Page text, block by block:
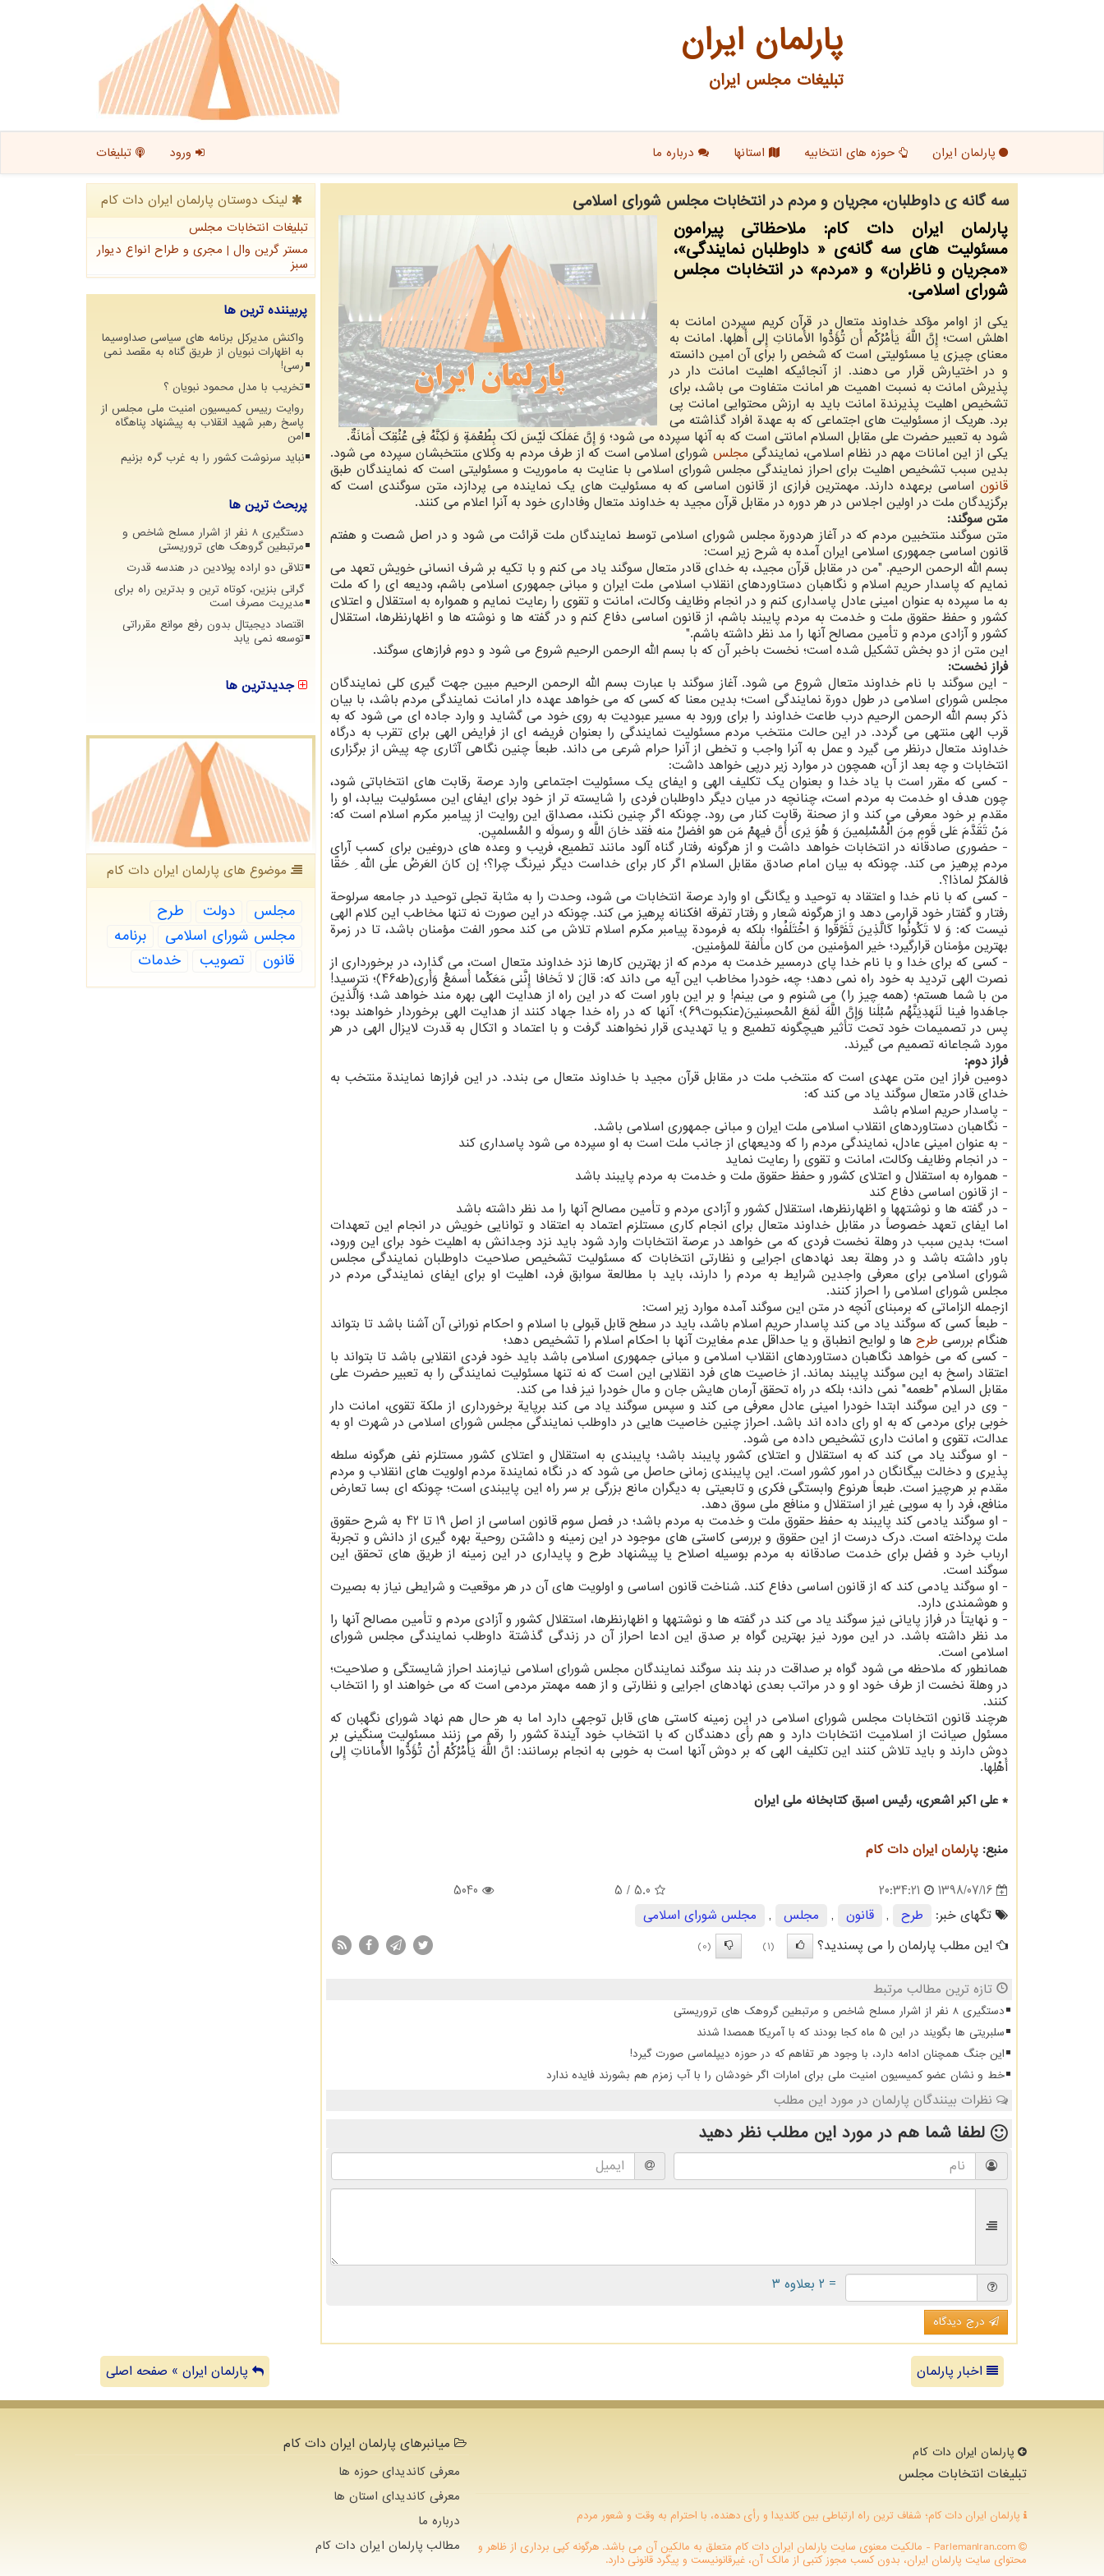
پارلمان ایران
تبلیغات مجلس ایران
پارلمان ایران حوزه های انتخابیه استانها درباره ما ورود تبلیغات
سه گانه ی داوطلبان، مجریان و مردم در انتخابات مجلس شورای اسلامی
پارلمان ایران دات كام: ملاحظاتی پیرامون
مسئولیت های سه گانه‌ی « داوطلبان نمایندگی»،
«مجریان و ناظران» و «مردم» در انتخابات مجلس
شورای اسلامی.
یكی از اوامر مؤكد خداوند متعال در قرآن كریم سپردن امانت به
اهلش است؛ إِنَّ اللَّهَ یَأمُرُكُم أَن تُؤَدُّوا الأَماناتِ إِلی أَهلِها. امانت به
معنای چیزی یا مسئولیتی است كه شخص را برای آن امین دانسته
و در اختیارش قرار می دهند. از آنجائیكه اهلیت امانت دار در
پذیرش امانت به نسبت اهمیت هر امانت متفاوت می باشد، برای
تشخیص اهلیت پذیرندة امانت باید به ارزش محتوایی امانت پی
برد. هریك از مسئولیت های اجتماعی كه به عهدة افراد گذاشته می
شود به تعبیر حضرت علی مقابل السلام امانتی است كه به آنها سپرده می شود؛ وَ إِنَّ عَمَلَكَ لَیْسَ لَكَ بِطُعْمَةٍ وَ لَكِنَّهُ فِی عُنُقِكَ أَمَانَةٌ.
یكی از این امانات مهم در نظام اسلامی، نمایندگی مجلس شورای اسلامی است كه از طرف مردم به وكلای منتخبشان سپرده می شود.
بدین سبب تشخیص اهلیت برای احراز نمایندگی مجلس شورای اسلامی با عنایت به ماموریت و مسئولیتی است كه نمایندگان طبق
قانون اساسی برعهده دارند. مهمترین فرازی از قانون اساسی كه به مسئولیت های یك نماینده می پردازد، متن سوگندی است كه
برگزیدگان ملت در اولین اجلاس در هر دوره در مقابل قرآن مجید به خداوند متعال وفاداری خود به آنرا اعلام می كنند.
متن سوگند:
متن سوگند منتخبین مردم كه در آغاز هردورة مجلس شورای اسلامی توسط نمایندگان ملت قرائت می شود و در اصل شصت و هفتم
قانون اساسی جمهوری اسلامی ایران آمده به شرح زیر است:
بسم‏ الله‏ الرحمن‏ الرحیم‏. "من‏ در مقابل قرآن‏ مجید، به‏ خدای‏ قادر متعال‏ سوگند یاد می‏ كنم‏ و با تكیه‏ بر شرف‏ انسانی‏ خویش‏ تعهد می‏
نمایم‏ كه‏ پاسدار حریم‏ اسلام‏ و نگاهبان‏ دستاوردهای‏ انقلاب‏ اسلامی‏ ملت‏ ایران‏ و مبانی‏ جمهوری‏ اسلامی‏ باشم‏، ودیعه‏ ای‏ را كه‏ ملت‏
به‏ ما سپرده‏ به‏ عنوان‏ امینی‏ عادل‏ پاسداری‏ كنم‏ و در انجام‏ وظایف‏ وكالت‏، امانت‏ و تقوی‏ را رعایت‏ نمایم‏ و همواره‏ به‏ استقلال‏ و اعتلای
كشور و حفظ حقوق‏ ملت‏ و خدمت‏ به‏ مردم‏ پایبند باشم‏، از قانون‏ اساسی‏ دفاع‏ كنم‏ و در گفته ها و نوشته ها و اظهارنظرها، استقلال‏
كشور و آزادی‏ مردم‏ و تأمین‏ مصالح‏ آنها را مد نظر داشته‏ باشم‏."
این متن از دو بخش تشكیل شده است؛ نخست باخبر آن كه با بسم الله الرحمن الرحیم شروع می شود و دوم فرازهای سوگند.
فراز نخست:
- این سوگند با نام خداوند متعال شروع می شود. آغاز سوگند با عبارت بسم الله الرحمن الرحیم مبین جهت گیری كلی نمایندگان
مجلس شورای اسلامی در طول دورة نمایندگی است؛ بدین معنا كه كسی كه می خواهد عهده دار امانت نمایندگی مردم باشد، با بیان
ذكر بسم الله الرحمن الرحیم درب طاعت خداوند را برای ورود به مسیر عبودیت به روی خود می گشاید و وارد جاده ای می شود كه به
قرب الهی منتهی می گردد. در این حالت منتخب مردم مسئولیت نمایندگی را بعنوان فریضه ای از فرایض الهی برای تقرب به درگاه
خداوند متعال درنظر می گیرد و عمل به آنرا واجب و تخطی از آنرا حرام شرعی می داند. طبعاً چنین نگاهی آثاری چه پیش از برگزاری
انتخابات و چه بعد از آن، همچون در موارد زیر درپی خواهد داشت:
- كسی كه مقرر است با یاد خدا و بعنوان یك تكلیف الهی و ایفای یك مسئولیت اجتماعی وارد عرصة رقابت های انتخاباتی شود،
چون هدف او خدمت به مردم است، چنانچه در میان دیگر داوطلبان فردی را شایسته تر از خود برای ایفای این مسئولیت بیابد، او را
مقدم بر خود معرفی می كند و از صحنة رقابت كنار می رود. چونكه اگر چنین نكند، مصداق این روایت از پیامبر مكرم اسلام است كه:
مَنْ تَقَدَّمَ عَلی قَومٍ مِنَ الْمُسْلِمینَ وَ هُوَ یَری أَنَّ فیهِمْ مَن هو افضلُ منه فقد خانَ اللَّه‏ و رسولَه و المُسلمیِن.
- حضوری صادقانه در انتخابات خواهد داشت و از هرگونه رفتار گناه آلود مانند تطمیع، فریب و وعده های دروغین برای كسب آرای
مردم پرهیز می كند. چونكه به بیان امام صادق مقابل السلام اگر كار برای خداست دیگر نیرنگ چرا؟؛ إن كانَ العَرضُ علَی اللّه ِ حَقّا
فالمَكرُ لماذا؟.
- كسی كه با نام خدا و اعتقاد به توحید و یگانگی او وارد عرصة انتخابات می شود، وحدت را به مثابة تجلی توحید در جامعه سرلوحة
رفتار و گفتار خود قرارمی دهد و از هرگونه شعار و رفتار تفرقه افكنانه پرهیز می كند. چونكه در این صورت نه تنها مخاطب این كلام الهی
نیست كه: وَ لا تَكُونُوا كَالَّذِینَ تَفَرَّقُوا وَ اخْتَلَفُوا؛ بلكه به فرمودة پیامبر مكرم اسلام تلاش می كند محور الفت مؤمنان باشد، تا در زمرة
بهترین مؤمنان قرارگیرد؛ خیر المؤمنین من كان مألفة للمؤمنین.
- كسی كه برای خدا و با نام خدا پای درمسیر خدمت به مردم كه از بهترین كارها نزد خداوند متعال است، می گذارد، در برخورداری از
نصرت الهی تردید به خود راه نمی دهد؛ چه، خودرا مخاطب این آیه می داند كه: قالَ لا تَخافا إِنَّنی مَعَكُما أَسمَعُ وَأَری(طه46)؛ نترسید!
من با شما هستم؛ (همه چیز را) می شنوم و می بینم! و بر این باور است كه در این راه از هدایت الهی بهره مند خواهد شد؛ وَالَّذینَ
جاهَدوا فینا لَنَهدِیَنَّهُم سُبُلَنا وَإِنَّ اللَّهَ لَمَعَ المُحسِنینَ(عنكبوت69)؛ آنها كه در راه خدا جهاد كنند از هدایت الهی برخوردار خواهند بود؛
پس در تصمیمات خود تحت تأثیر هیچگونه تطمیع و یا تهدیدی قرار نخواهند گرفت و با اعتماد و اتكال به قدرت لایزال الهی در هر
مورد شجاعانه تصمیم می گیرند.
فراز دوم:
دومین فراز این متن عهدی است كه منتخب ملت در مقابل قرآن مجید با خداوند متعال می بندد. در این فرازها نمایندة منتخب به
خدای قادر متعال سوگند یاد می كند كه:
- پاسدار حریم‏ اسلام‏ باشد
- نگاهبان‏ دستاوردهای‏ انقلاب‏ اسلامی‏ ملت‏ ایران‏ و مبانی‏ جمهوری‏ اسلامی‏ باشد.
- به‏ عنوان‏ امینی‏ عادل، نمایندگی مردم را كه ودیعه‏ای‏ از جانب ملت‏ است به‏ او سپرده می شود‏ پاسداری‏ كند‏
- در انجام‏ وظایف‏ وكالت‏، امانت‏ و تقوی‏ را رعایت‏ نماید
- همواره‏ به‏ استقلال‏ و اعتلای كشور و حفظ حقوق‏ ملت‏ و خدمت‏ به‏ مردم‏ پایبند باشد
- از قانون‏ اساسی‏ دفاع‏ كند
- در گفته ها و نوشته‏ها و اظهارنظرها، استقلال‏ كشور و آزادی‏ مردم‏ و تأمین‏ مصالح‏ آنها را مد نظر داشته‏ باشد
اما ایفای تعهد خصوصاً در مقابل خداوند متعال برای انجام كاری مستلزم اعتماد به اعتقاد و توانایی خویش در انجام این تعهدات
است؛ بدین سبب در وهلة نخست فردی كه می خواهد در عرصة انتخابات وارد شود باید نزد وجدانش به اهلیت خود برای این ورود،
باور داشته باشد و در وهلة بعد نهادهای اجرایی و نظارتی انتخابات كه مسئولیت تشخیص صلاحیت داوطلبان نمایندگی مجلس
شورای اسلامی برای معرفی واجدین شرایط به مردم را دارند، باید با مطالعة سوابق فرد، اهلیت او برای ایفای نمایندگی مردم در
مجلس شورای اسلامی را احراز كنند.
ازجمله الزاماتی كه برمبنای آنچه در متن این سوگند آمده موارد زیر است:
- طبعاً كسی كه سوگند یاد می كند پاسدار حریم اسلام باشد، باید در سطح قابل قبولی با اسلام و احكام نورانی آن آشنا باشد تا بتواند
هنگام بررسی طرح ها و لوایح انطباق و یا حداقل عدم مغایرت آنها با احكام اسلام را تشخیص دهد؛
- كسی كه می خواهد نگاهبان دستاوردهای انقلاب اسلامی و مبانی جمهوری اسلامی باشد باید خود فردی انقلابی باشد تا بتواند با
اعتقاد راسخ به این سوگند پایبند بماند. از خاصیت های فرد انقلابی این است كه نه تنها مسئولیت نمایندگی را به تعبیر حضرت علی
مقابل السلام "طعمه" نمی داند؛ بلكه در راه تحقق آرمان هایش جان و مال خودرا نیز فدا می كند.
- وی در این سوگند ابتدا خودرا امینی عادل معرفی می كند و سپس سوگند یاد می كند برپایة برخورداری از ملكة تقوی، امانت دار
خوبی برای مردمی كه به او رای داده اند باشد. احراز چنین خاصیت هایی در داوطلب نمایندگی مجلس شورای اسلامی در شهرت او به
عدالت، تقوی و امانت داری تشخیص داده می شود.
- او سوگند یاد می كند كه به استقلال و اعتلای كشور پایبند باشد؛ پایبندی به استقلال و اعتلای كشور مستلزم نفی هرگونه سلطه
پذیری و دخالت بیگانگان در امور كشور است. این پایبندی زمانی حاصل می شود كه در نگاه نمایندة مردم اولویت های انقلاب و مردم
مقدم بر هرچیز است. طبعاً هرنوع وابستگی فكری و تابعیتی به دیگران مانع بزرگی بر سر راه این پایبندی است؛ چونكه ای بسا تعارض
منافع، فرد را به سویی غیر از استقلال و منافع ملی سوق دهد.
- او سوگند یادمی كند پایبند به حفظ حقوق ملت و خدمت به مردم باشد؛ در فصل سوم قانون اساسی از اصل 19 تا 42 به شرح حقوق
ملت پرداخته است. درك درست از این حقوق و بررسی كاستی های موجود در این زمینه و داشتن روحیة بهره گیری از دانش و تجربة
ارباب خرد و فضل برای خدمت صادقانه به مردم بوسیله اصلاح یا پیشنهاد طرح و پایداری در این زمینه از طریق های تحقق این
سوگند است.
- او سوگند یادمی كند كه از قانون اساسی دفاع كند. شناخت قانون اساسی و اولویت های آن در هر موقعیت و شرایطی نیاز به بصیرت
و هوشمندی دارد.
- و نهایتاً در فراز پایانی نیز سوگند یاد می كند در گفته ها و نوشته‏ها و اظهارنظرها، استقلال‏ كشور و آزادی‏ مردم‏ و تأمین‏ مصالح‏ آنها را
مد نظر داشته‏ باشد. در این مورد نیز بهترین گواه بر صدق این ادعا احراز آن در زندگی گذشتة داوطلب نمایندگی مجلس شورای
اسلامی است.
همانطور كه ملاحظه می شود گواه بر صداقت در بند بند سوگند نمایندگان مجلس شورای اسلامی نیازمند احراز شایستگی و صلاحیت؛
در وهلة نخست از طرف خود او و در مراتب بعدی نهادهای اجرایی و نظارتی و از همه مهمتر مردمی است كه می خواهند او را انتخاب
كنند.
هرچند قانون انتخابات مجلس شورای اسلامی در این زمینه كاستی های قابل توجهی دارد اما به هر حال هم نهاد شورای نگهبان كه
مسئول صیانت از اسلامیت انتخابات دارد و هم رأی دهندگان كه با انتخاب خود آیندة كشور را رقم می زنند مسئولیت سنگینی بر
دوش دارند و باید تلاش كنند این تكلیف الهی كه بر دوش آنها است به خوبی به انجام برسانند: انَّ اللَّهَ یَأْمُرُكُمْ أَنْ تُؤَدُّوا الْأَماناتِ إِلی
أَهْلِها.
* علی اكبر اشعری، رئیس اسبق كتابخانه ملی ایران
منبع: پارلمان ایران دات كام
1398/07/16
20:34:21
5.0
/ 5
5040
تگهای خبر:
طرح , قانون , مجلس ,
مجلس شورای اسلامی
این مطلب پارلمان را می پسندید؟
(1)
(0)
تازه ترین مطالب مرتبط
دستگیری 8 نفر از اشرار مسلح شاخص و مرتبطین گروهک های تروریستی
سلبریتی ها بگویند در این ۵ ماه کجا بودند که با آمریکا همصدا شدند
این جنگ همچنان ادامه دارد، با وجود هر تفاهم که در حوزه دیپلماسی صورت گیرد!
خط و نشان عضو کمیسیون امنیت ملی برای امارات اگر خودشان را با آب زمزم هم بشورند فایده ندارد
نظرات بینندگان پارلمان در مورد این مطلب
لطفا شما هم در مورد این مطلب نظر دهید
= ۲ بعلاوه ۳
درج دیدگاه
لینک دوستان پارلمان ایران دات كام
تبلیغات انتخابات مجلس
مستر گرین وال | مجری و طراح انواع دیوار
سبز
پربیننده ترین ها
واکنش مدیرکل برنامه های سیاسی صداوسیما
به اظهارات نبویان از طریق گناه به مقصد نمی
رسی!
تخریب با مدل محمود نبویان ؟
روایت رییس کمیسیون امنیت ملی مجلس از
پاسخ رهبر شهید انقلاب به پیشنهاد پناهگاه
امن
نباید سرنوشت کشور را به غرب گره بزنیم
پربحث ترین ها
دستگیری 8 نفر از اشرار مسلح شاخص و
مرتبطین گروهک های تروریستی
تلاقی دو اراده پولادین در هندسه قدرت
گرانی بنزین، کوتاه ترین و بدترین راه برای
مدیریت مصرف است
اقتصاد دیجیتال بدون رفع موانع مقرراتی
توسعه نمی یابد
جدیدترین ها
موضوع های پارلمان ایران دات كام
مجلس دولت
طرح
مجلس شورای اسلامی
برنامه
قانون
تصویب خدمات
اخبار پارلمان پارلمان ایران » صفحه اصلی
پارلمان ایران دات كام
تبلیغات انتخابات مجلس
پارلمان ایران دات کام؛ شفاف ترین راه ارتباطی بین کاندیدا و رأی دهنده، با احترام به وقت و شعور مردم
ParlemanIran.com - مالکیت معنوی سایت پارلمان ایران دات كام متعلق به مالکین آن می باشد. هرگونه کپی برداری از ظاهر و
محتوای سایت پارلمان ایران، بدون کسب مجوز کتبی از مالک آن، غیرقانونیست و پیگرد قانونی دارد.
میانبرهای پارلمان ایران دات کام
معرفی کاندیدای حوزه ها
معرفی کاندیدای استان ها
درباره ما
مطالب پارلمان ایران دات كام